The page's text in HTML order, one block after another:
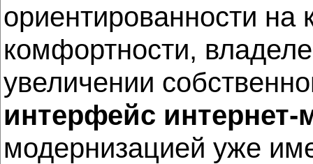
ориентированности на
комфортности,
увеличении
интерфейс интернет-
модернизацией уже